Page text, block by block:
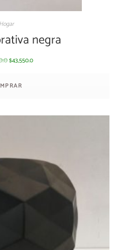
Hogar
negra
$43,550.0